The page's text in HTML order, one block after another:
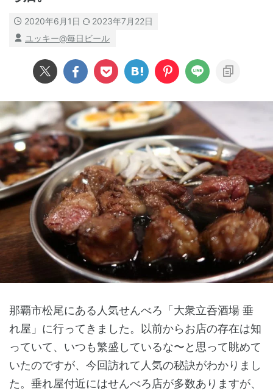
2020年6月1日
2023年7月22日
ユッキー@毎日ビール
那覇市松尾にある人気せんべろ「大衆立呑酒場 垂
れ屋」に行ってきました。以前からお店の存在は知
っていて、いつも繁盛しているな〜と思って眺めて
いたのですが、今回訪れて人気の秘訣がわかりまし
た。垂れ屋付近にはせんべろ店が多数ありますが、